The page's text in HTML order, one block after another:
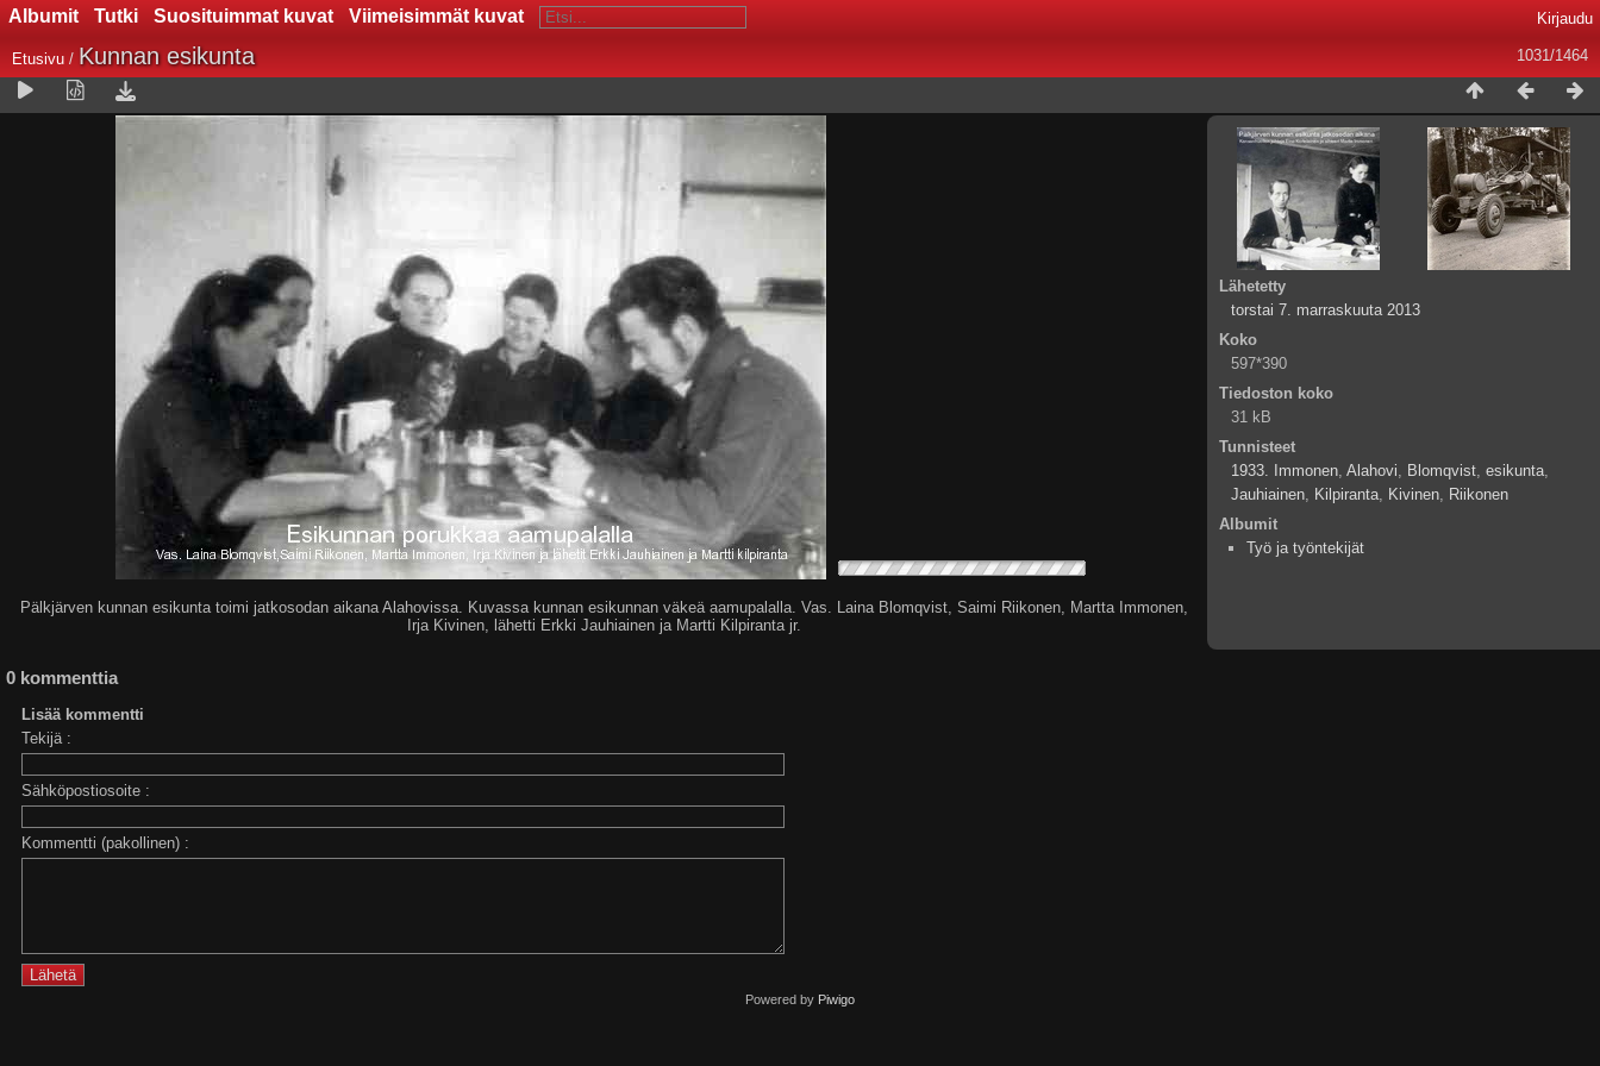
Albumit Tutki Suosituimmat kuvat Viimeisimmät kuvat Kirjaudu
1031/1464
Etusivu / Kunnan esikunta
Pälkjärven kunnan esikunta toimi jatkosodan aikana Alahovissa. Kuvassa kunnan esikunnan väkeä aamupalalla. Vas. Laina Blomqvist, Saimi Riikonen, Martta Immonen,
Irja Kivinen, lähetti Erkki Jauhiainen ja Martti Kilpiranta jr.
Lähetetty
torstai 7. marraskuuta 2013
Koko
597*390
Tiedoston koko
31 kB
Tunnisteet
1933. Immonen, Alahovi, Blomqvist, esikunta,
Jauhiainen, Kilpiranta, Kivinen, Riikonen
Albumit
Työ ja työntekijät
0 kommenttia
Lisää kommentti
Tekijä :
Sähköpostiosoite :
Kommentti (pakollinen) :
Powered by Piwigo